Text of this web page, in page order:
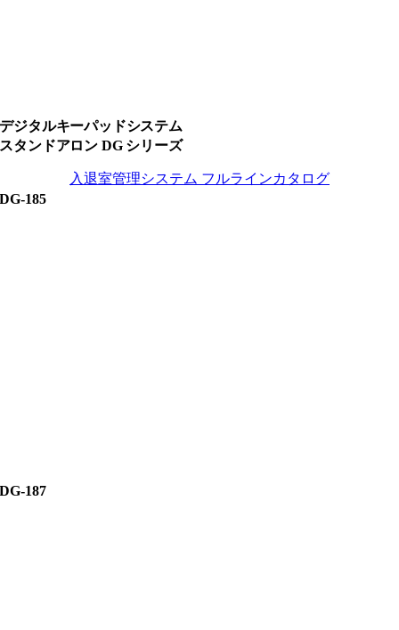
デジタルキーパッドシステム
スタンドアロン DG シリーズ
入退室管理システム フルラインカタログ
DG-185
DG-187